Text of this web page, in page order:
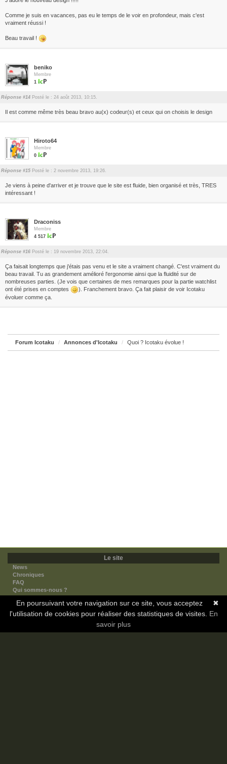
Comme je suis en vacances, pas eu le temps de le voir en profondeur, mais c'est
vraiment réussi !
Beau travail !
beniko
Membre
1
Réponse #14 Posté le : 24 août 2013, 10:15.
Il est comme même très beau bravo au(x) codeur(s) et ceux qui on choisis le design
Hiroto64
Membre
0
Réponse #15 Posté le : 2 novembre 2013, 19:26.
Je viens à peine d'arriver et je trouve que le site est fluide, bien organisé et très, TRES
intéressant !
Draconiss
Membre
4 517
Réponse #16 Posté le : 19 novembre 2013, 22:04.
Ça faisait longtemps que j'étais pas venu et le site a vraiment changé. C'est vraiment du
beau travail. Tu as grandement amélioré l'ergonomie ainsi que la fluidité sur de
nombreuses parties. (Je vois que certaines de mes remarques pour la partie watchlist
ont été prises en comptes
). Franchement bravo. Ça fait plaisir de voir Icotaku
évoluer comme ça.
Forum Icotaku Annonces d'Icotaku Quoi ? Icotaku évolue !
Le site
News
Chroniques
FAQ
Qui sommes-nous ?
Nos partenaires
Faites-nous connaitre
Nous contacter
✖
En poursuivant votre navigation sur ce site, vous acceptez
l'utilisation de cookies pour réaliser des statistiques de visites. En
savoir plus